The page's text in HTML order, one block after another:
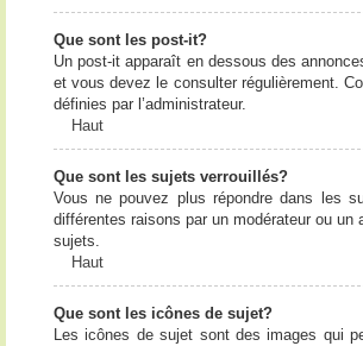
Que sont les post-it?
Un post-it apparaît en dessous des
et vous devez le consulter régulièrement.
définies par l’administrateur.
Haut
Que sont les sujets verrouillés?
Vous ne pouvez plus répondre dans les
différentes raisons par un modérateur ou
sujets.
Haut
Que sont les icônes de sujet?
Les icônes de sujet sont des images qui